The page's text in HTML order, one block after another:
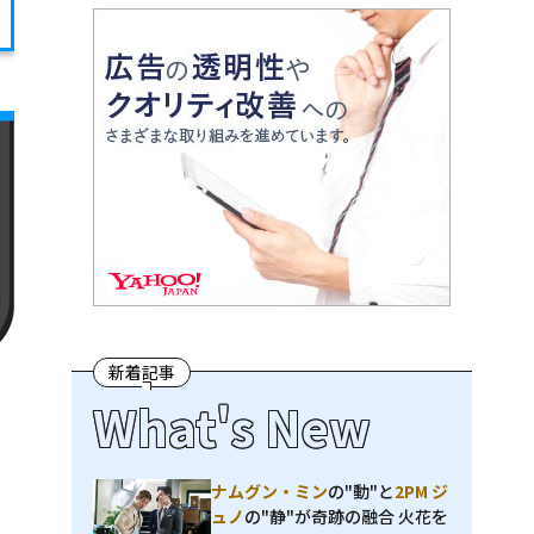
新着記事
What's New
ナムグン・ミンの"動"と2PM ジ
ュノの"静"が奇跡の融合 火花を